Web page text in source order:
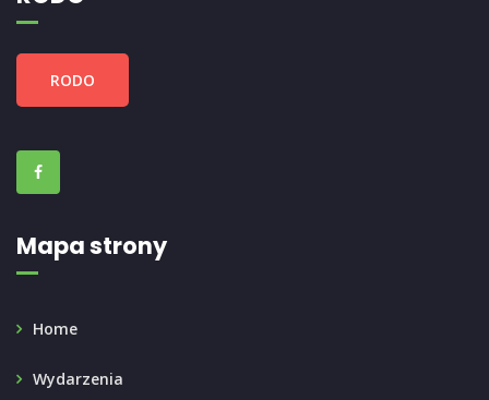
RODO
Mapa strony
Home
Wydarzenia